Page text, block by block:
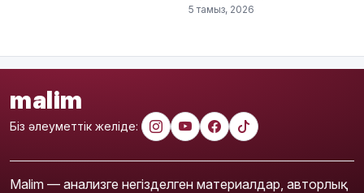
5 тамыз, 2026
malim
Біз әлеуметтік желіде:
Malim — анализге негізделген материалдар, авторлық